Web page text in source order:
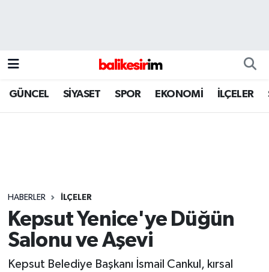
GÜNCEL SİYASET SPOR EKONOMİ İLÇELER
HABERLER İLÇELER
Kepsut Yenice'ye Düğün
Salonu ve Aşevi
Kepsut Belediye Başkanı İsmail Cankul, kırsal